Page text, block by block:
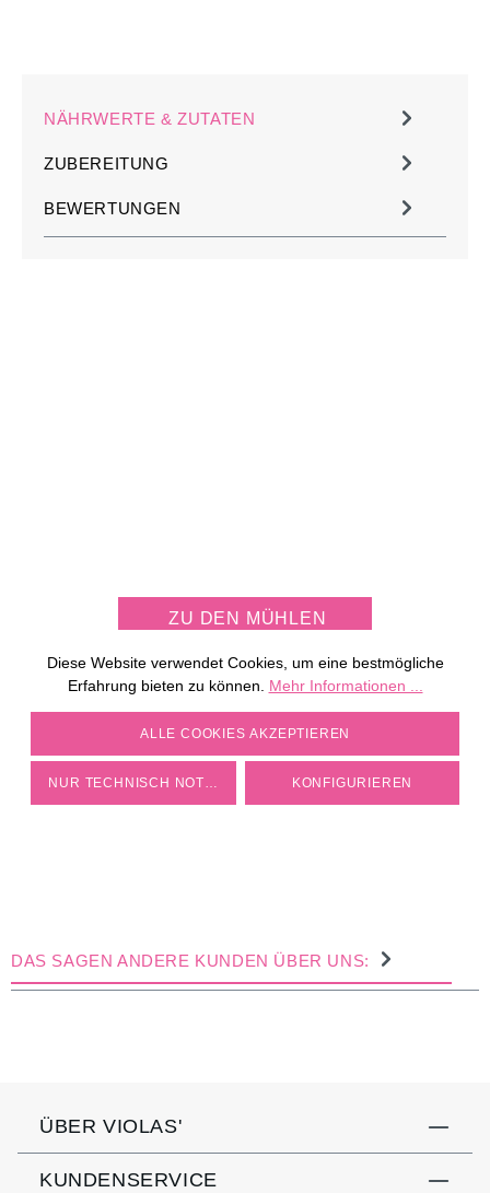
NÄHRWERTE & ZUTATEN
ZUBEREITUNG
BEWERTUNGEN
ZU DEN MÜHLEN
DAS SAGEN ANDERE KUNDEN ÜBER UNS:
ÜBER VIOLAS'
KUNDENSERVICE
Diese Website verwendet Cookies, um eine bestmögliche
Erfahrung bieten zu können. Mehr Informationen ...
COOKIE-EINSTELLUNGEN
ALLE COOKIES AKZEPTIEREN
NUR TECHNISCH NOTWENDIGE KONFIGURIEREN